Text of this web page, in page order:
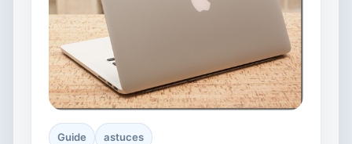
Guide astuces